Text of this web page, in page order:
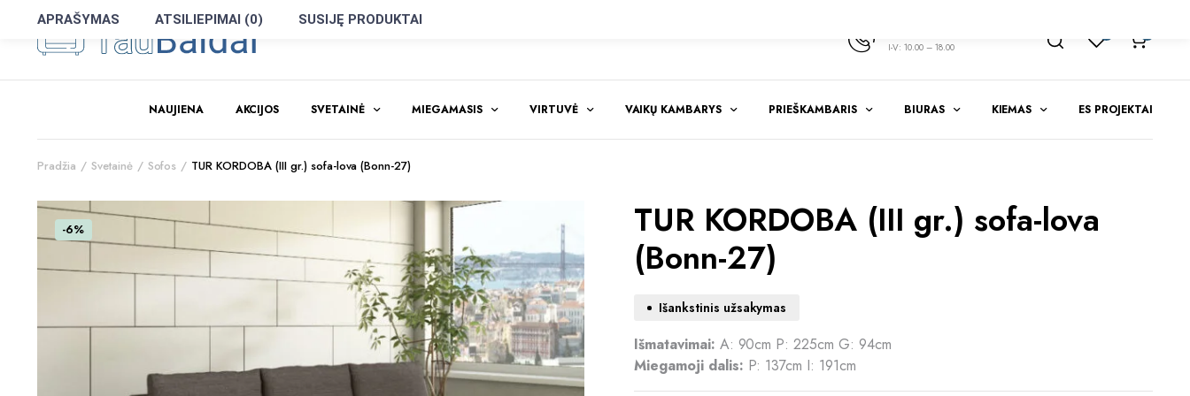
I-V: 10.00 – 18.00
NAUJIENA AKCIJOS SVETAINĖ MIEGAMASIS VIRTUVĖ VAIKŲ KAMBARYS PRIEŠKAMBARIS BIURAS KIEMAS ES PROJEKTAI
Pradžia Svetainė Sofos TUR KORDOBA (III gr.) sofa-lova (Bonn-27)
-6%
TUR KORDOBA (III gr.) sofa-lova
(Bonn-27)
Išankstinis užsakymas
Išmatavimai: A: 90cm P: 225cm G: 94cm
Miegamoji dalis: P: 137cm I: 191cm
APRAŠYMAS ATSILIEPIMAI (0) SUSIJĘ PRODUKTAI